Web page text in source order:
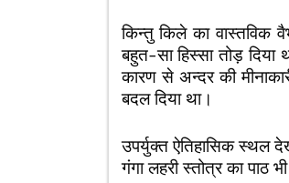
किन्तु किले का
बहुत-सा हिस्सा तोड़
कारण से अन्दर की
बदल दिया था।
उपर्युक्त ऐतिहासिक
गंगा लहरी स्तोत्र का पाठ